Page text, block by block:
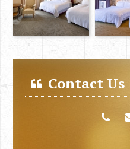
Contact Us